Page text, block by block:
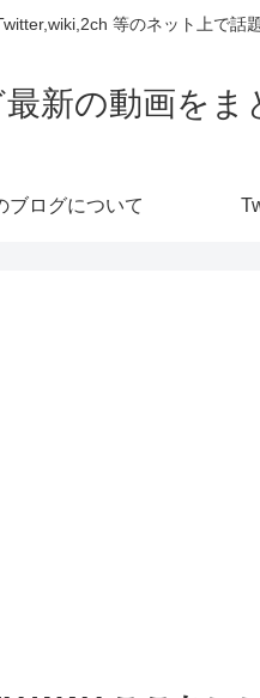
等のネット上で話
新の動画を
ブログについて